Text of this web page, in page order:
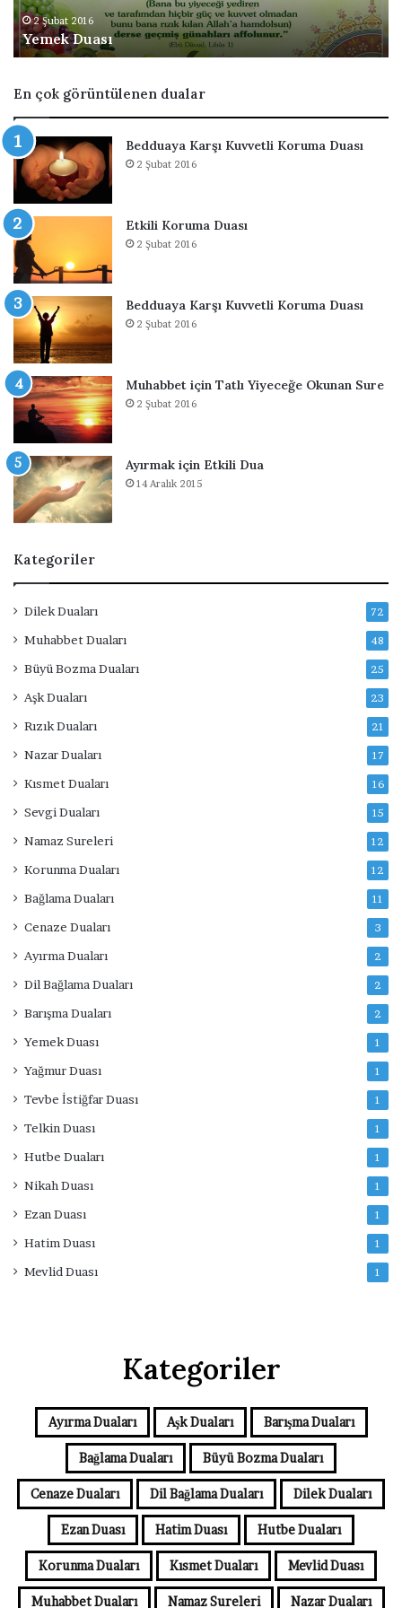
s
ı
2 Şubat 2016
Yemek Duası
En çok görüntülenen dualar
Bedduaya Karşı Kuvvetli Koruma Duası
2 Şubat 2016
Etkili Koruma Duası
2 Şubat 2016
Bedduaya Karşı Kuvvetli Koruma Duası
2 Şubat 2016
Muhabbet için Tatlı Yiyeceğe Okunan Sure
2 Şubat 2016
Ayırmak için Etkili Dua
14 Aralık 2015
Kategoriler
Dilek Duaları 72
Muhabbet Duaları 48
Büyü Bozma Duaları 25
Aşk Duaları 23
Rızık Duaları 21
Nazar Duaları 17
Kısmet Duaları 16
Sevgi Duaları 15
Namaz Sureleri 12
Korunma Duaları 12
Bağlama Duaları 11
Cenaze Duaları 3
Ayırma Duaları 2
Dil Bağlama Duaları 2
Barışma Duaları 2
Yemek Duası 1
Yağmur Duası 1
Tevbe İstiğfar Duası 1
Telkin Duası 1
Hutbe Duaları 1
Nikah Duası 1
Ezan Duası 1
Hatim Duası 1
Mevlid Duası 1
Kategoriler
Ayırma Duaları Aşk Duaları Barışma Duaları
Bağlama Duaları Büyü Bozma Duaları
Cenaze Duaları Dil Bağlama Duaları Dilek Duaları
Ezan Duası Hatim Duası Hutbe Duaları
Korunma Duaları Kısmet Duaları Mevlid Duası
Muhabbet Duaları Namaz Sureleri Nazar Duaları